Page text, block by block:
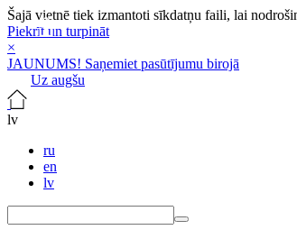
Šajā vietnē tiek izmantoti sīkdatņu faili, lai
Piekrīt un turpināt
×
JAUNUMS! Saņemiet pasūtījumu birojā
Uz augšu
lv
ru
en
lv